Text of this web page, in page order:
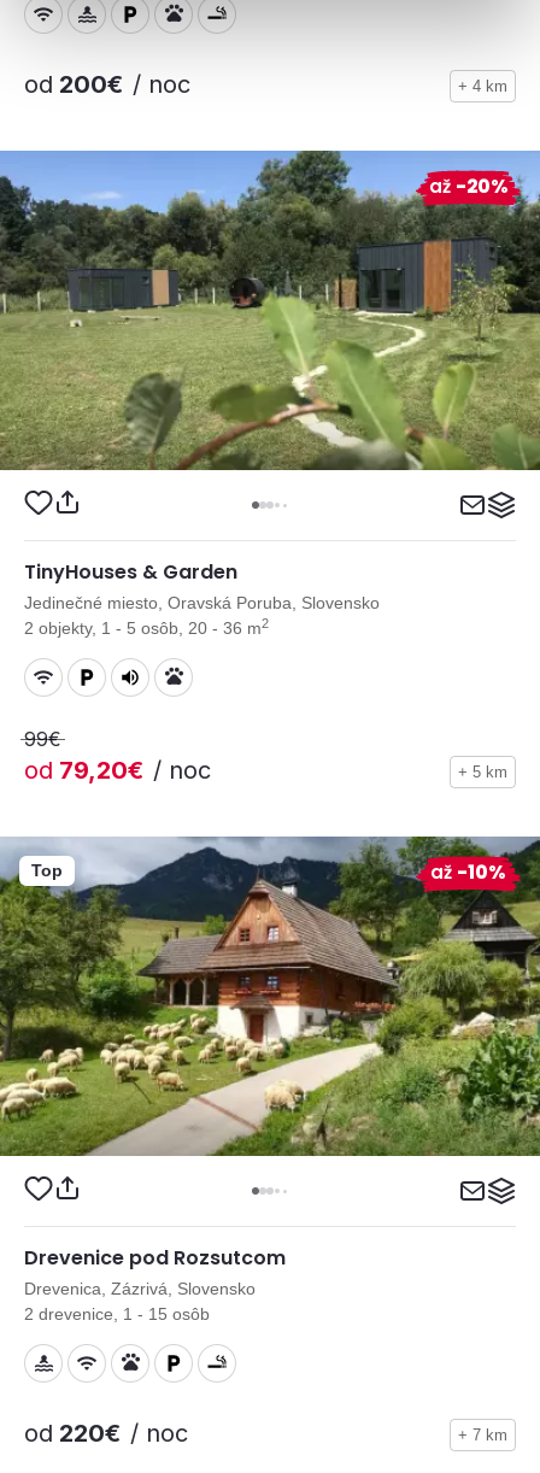
od 200€ / noc + 4 km
TinyHouses & Garden
Jedinečné miesto, Oravská Poruba, Slovensko
2 objekty, 1 - 5 osôb, 20 - 36 m2
99€
od 79,20€ / noc
až -20%
+ 5 km
Drevenice pod Rozsutcom
Drevenica, Zázrivá, Slovensko
2 drevenice, 1 - 15 osôb
od 220€ / noc
Top až -10%
+ 7 km